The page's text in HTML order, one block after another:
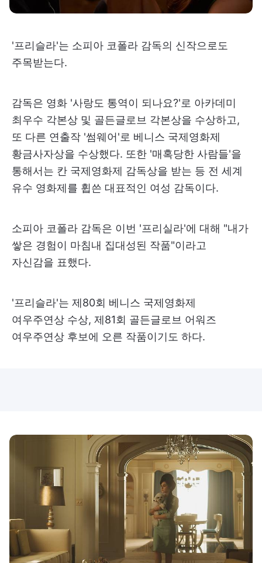
'프리슬라'는 소피아 코폴라 감독의 신작으로도
주목받는다.
감독은 영화 '사랑도 통역이 되나요?'로 아카데미
최우수 각본상 및 골든글로브 각본상을 수상하고,
또 다른 연출작 '썸웨어'로 베니스 국제영화제
황금사자상을 수상했다. 또한 '매혹당한 사람들'을
통해서는 칸 국제영화제 감독상을 받는 등 전 세계
유수 영화제를 휩쓴 대표적인 여성 감독이다.
소피아 코폴라 감독은 이번 '프리실라'에 대해 "내가
쌓은 경험이 마침내 집대성된 작품"이라고
자신감을 표했다.
'프리슬라'는 제80회 베니스 국제영화제
여우주연상 수상, 제81회 골든글로브 어워즈
여우주연상 후보에 오른 작품이기도 하다.